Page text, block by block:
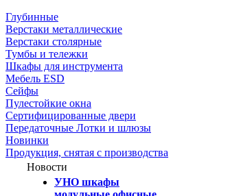
Глубинные
Верстаки металлические
Верстаки столярные
Тумбы и тележки
Шкафы для инструмента
Мебель ESD
Сейфы
Пулестойкие окна
Сертифицированные двери
Передаточные Лотки и шлюзы
Новинки
Продукция, снятая с производства
Новости
УНО шкафы